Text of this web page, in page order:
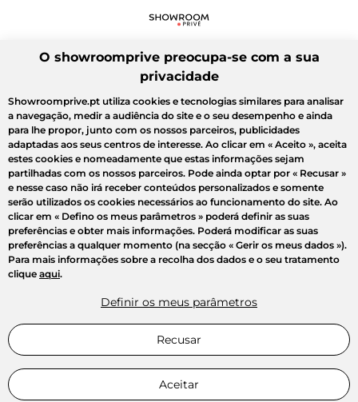
O showroomprive preocupa-se com a sua
privacidade
Showroomprive.pt utiliza cookies e tecnologias similares para analisar
a navegação, medir a audiência do site e o seu desempenho e ainda
para lhe propor, junto com os nossos parceiros, publicidades
adaptadas aos seus centros de interesse. Ao clicar em « Aceito », aceita
estes cookies e nomeadamente que estas informações sejam
partilhadas com os nossos parceiros. Pode ainda optar por « Recusar »
e nesse caso não irá receber conteúdos personalizados e somente
serão utilizados os cookies necessários ao funcionamento do site. Ao
clicar em « Defino os meus parâmetros » poderá definir as suas
preferências e obter mais informações. Poderá modificar as suas
preferências a qualquer momento (na secção « Gerir os meus dados »).
Para mais informações sobre a recolha dos dados e o seu tratamento
clique aqui.
Definir os meus parâmetros
Recusar
Aceitar